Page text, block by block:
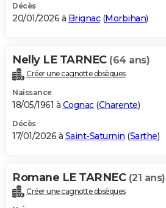
Décès
20/01/2026 à Brignac(Morbihan)
Nelly LE TARNEC (64 ans)
Créer une cagnotte obsèques
Naissance
18/05/1961 à Cognac(Charente)
Décès
17/01/2026 à Saint-Saturnin (Sarthe)
Romane LE TARNEC (21 ans)
Créer une cagnotte obsèques